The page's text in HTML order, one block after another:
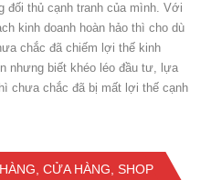
đối thủ cạnh tranh của mình. Với
kinh doanh hoàn hảo thì cho dù
chắc đã chiếm lợi thế kinh
nhưng biết khéo léo đầu tư, lựa
chưa chắc đã bị mất lợi thế cạnh
CỬA HÀNG, SHOP